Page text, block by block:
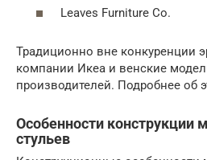
Leaves Furniture Co.
Традиционно вне конкуренции
компании Икеа и венские
производителей. Подробнее об
Особенности конструкции
стульев